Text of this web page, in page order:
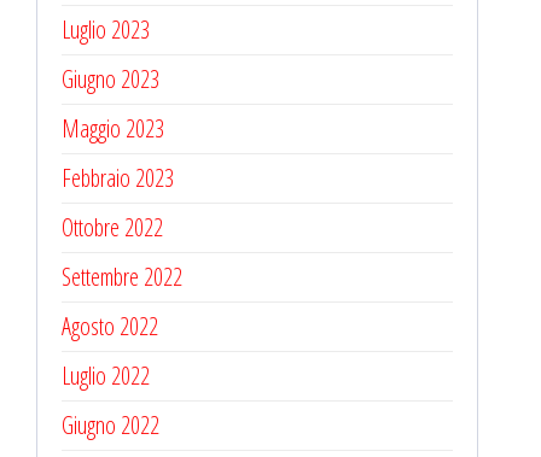
Luglio 2023
Giugno 2023
Maggio 2023
Febbraio 2023
Ottobre 2022
Settembre 2022
Agosto 2022
Luglio 2022
Giugno 2022